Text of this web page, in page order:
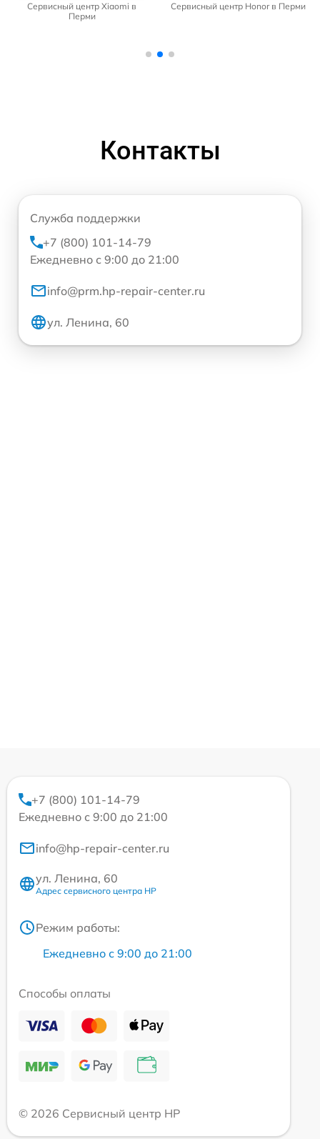
Сервисный центр Xiaomi в
Перми
Сервисный центр Honor в Перми
Контакты
Служба поддержки
+7 (800) 101-14-79
Ежедневно с 9:00 до 21:00
info@prm.hp-repair-center.ru
ул. Ленина, 60
+7 (800) 101-14-79
Ежедневно с 9:00 до 21:00
info@hp-repair-center.ru
ул. Ленина, 60
Адрес сервисного центра HP
Режим работы:
Ежедневно с 9:00 до 21:00
Способы оплаты
© 2026 Сервисный центр HP